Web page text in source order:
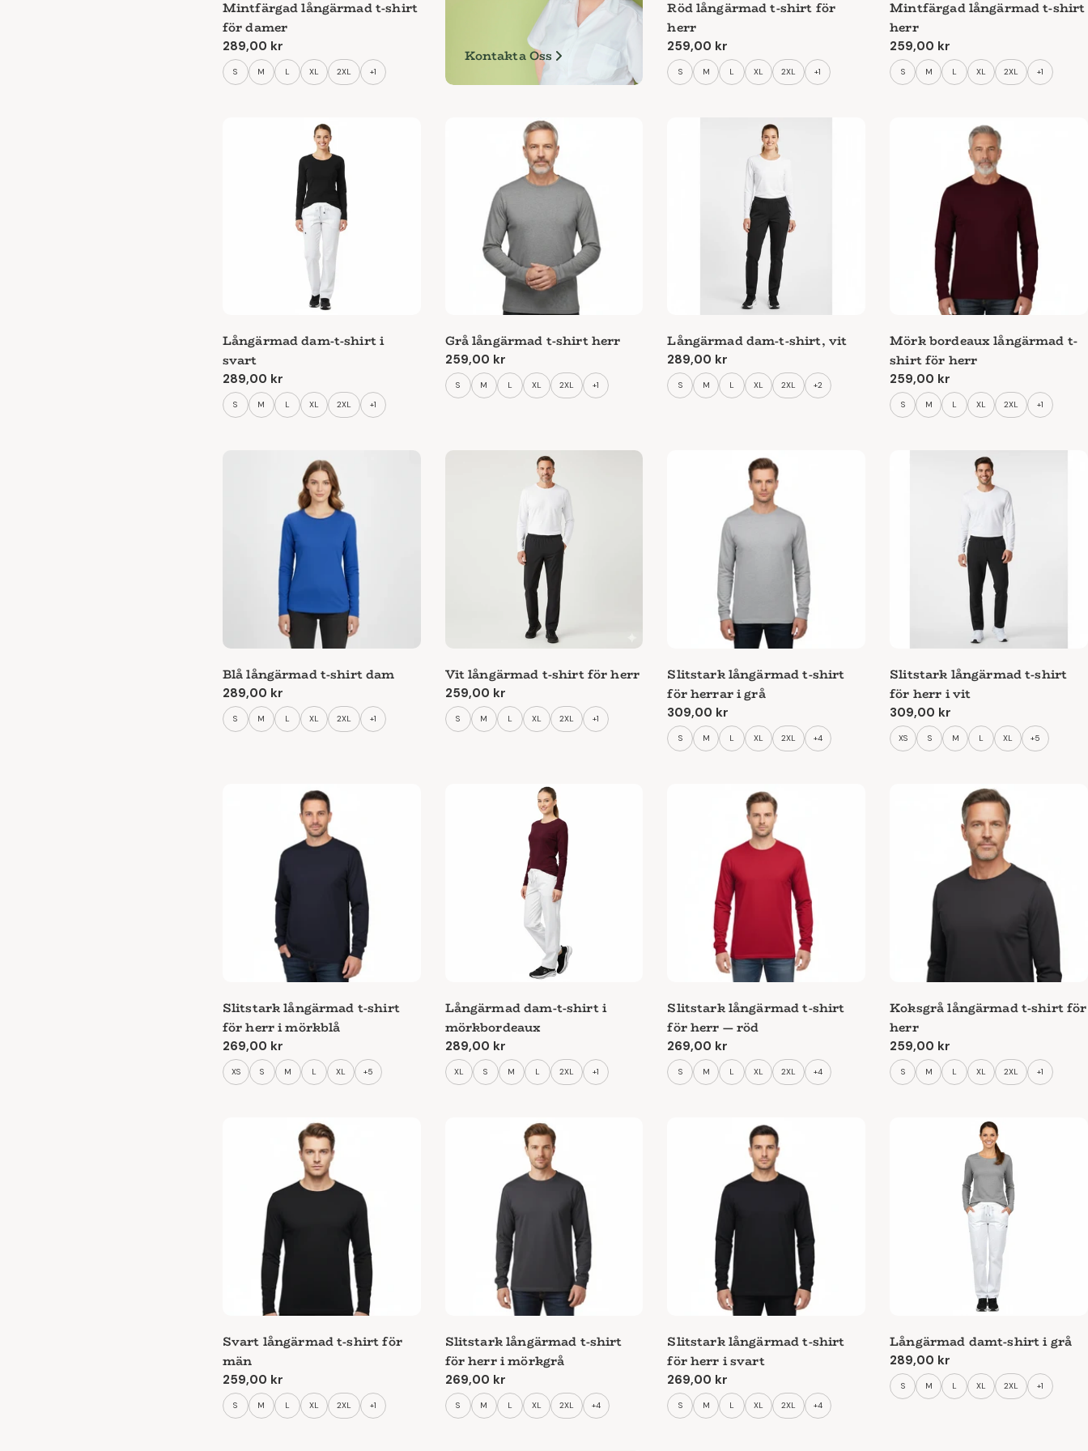
Mintfärgad långärmad t-shirt
för damer
Ordinarie
pris
289,00 kr
S M L XL 2XL +1
Kontakta Oss
Röd långärmad t-shirt för
herr
Ordinarie
pris
259,00 kr
S M L XL 2XL +1
Mintfärgad långärmad t-shirt
herr
Ordinarie
pris
259,00 kr
S M L XL 2XL +1
Långärmad dam-t-shirt i
svart
Ordinarie
pris
289,00 kr
S M L XL 2XL +1
Grå långärmad t-shirt herr
Ordinarie
pris
259,00 kr
S M L XL 2XL +1
Långärmad dam-t-shirt, vit
Ordinarie
pris
289,00 kr
S M L XL 2XL +2
Mörk bordeaux långärmad t-
shirt för herr
Ordinarie
pris
259,00 kr
S M L XL 2XL +1
Blå långärmad t-shirt dam
Ordinarie
pris
289,00 kr
S M L XL 2XL +1
Vit långärmad t-shirt för herr
Ordinarie
pris
259,00 kr
S M L XL 2XL +1
Slitstark långärmad t-shirt
för herrar i grå
Ordinarie
pris
309,00 kr
S M L XL 2XL +4
Slitstark långärmad t-shirt
för herr i vit
Ordinarie
pris
309,00 kr
XS S M L XL +5
Slitstark långärmad t-shirt
för herr i mörkblå
Ordinarie
pris
269,00 kr
XS S M L XL +5
Långärmad dam-t-shirt i
mörkbordeaux
Ordinarie
pris
289,00 kr
XL S M L 2XL +1
Slitstark långärmad t-shirt
för herr — röd
Ordinarie
pris
269,00 kr
S M L XL 2XL +4
Koksgrå långärmad t-shirt för
herr
Ordinarie
pris
259,00 kr
S M L XL 2XL +1
Svart långärmad t-shirt för
män
Ordinarie
pris
259,00 kr
S M L XL 2XL +1
Slitstark långärmad t-shirt
för herr i mörkgrå
Ordinarie
pris
269,00 kr
S M L XL 2XL +4
Slitstark långärmad t-shirt
för herr i svart
Ordinarie
pris
269,00 kr
S M L XL 2XL +4
Långärmad damt-shirt i grå
Ordinarie
pris
289,00 kr
S M L XL 2XL +1